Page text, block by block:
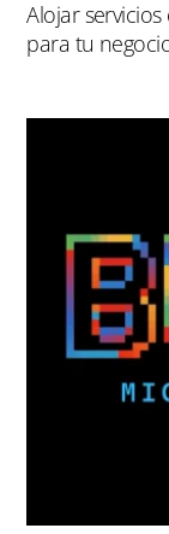
Alojar
para tu